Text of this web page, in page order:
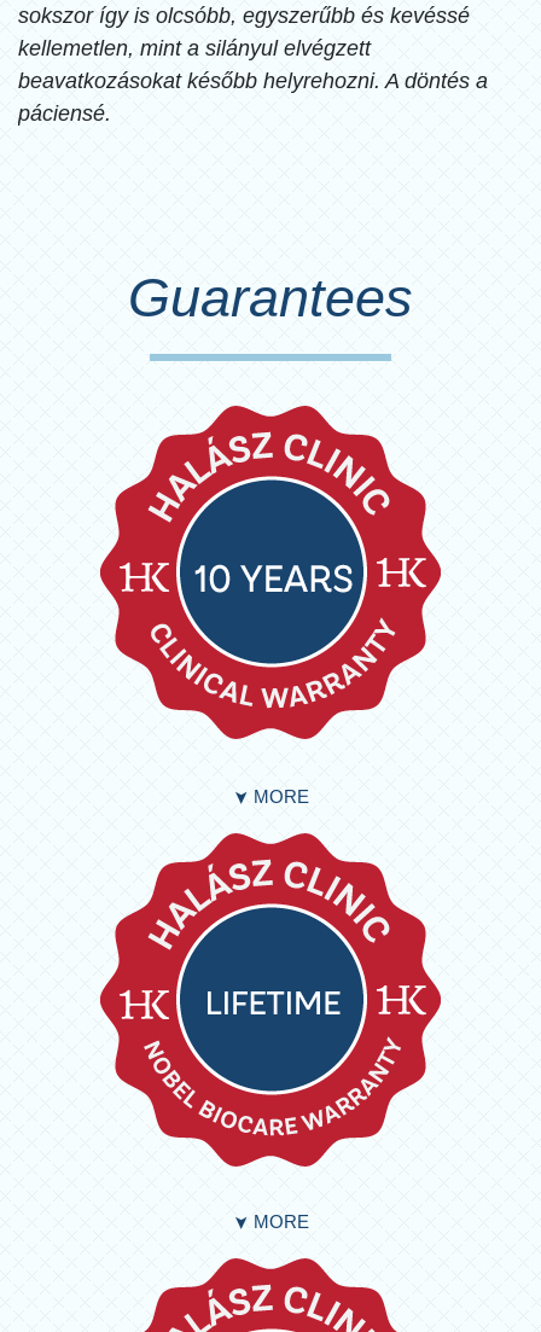
sokszor így is olcsóbb, egyszerűbb és kevéssé
kellemetlen, mint a silányul elvégzett
beavatkozásokat később helyrehozni. A döntés a
páciensé.
Guarantees
➤ MORE
➤ MORE